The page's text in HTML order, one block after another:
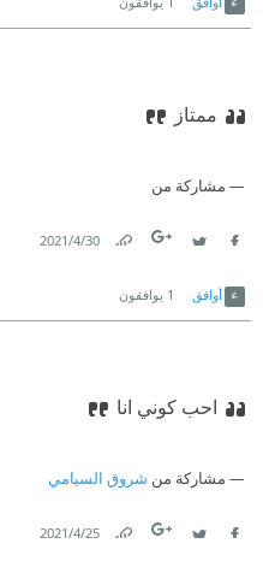
ممتاز
مشاركة من
30‏/4‏/2021
أوافق 1 يوافقون
احب كوني انا
مشاركة من شروق السيامي
25‏/4‏/2021